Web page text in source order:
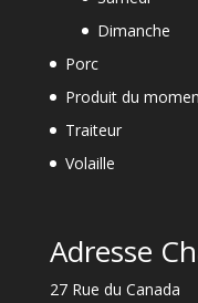
Dimanche
Porc
Produit du
Traiteur
Volaille
Adresse
27 Rue du Canada